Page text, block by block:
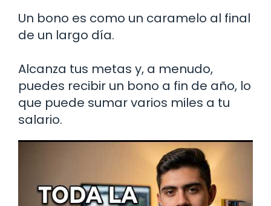
Un bono es como un caramelo al final
de un largo día.
Alcanza tus metas y, a menudo,
puedes recibir un bono a fin de año, lo
que puede sumar varios miles a tu
salario.